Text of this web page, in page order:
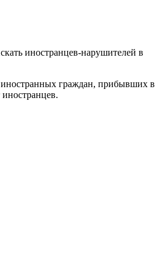
иностранцев-нарушителей в
граждан, прибывших в